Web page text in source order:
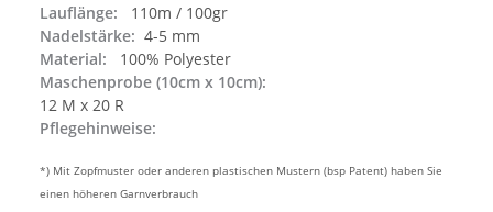
Lauflänge:
110m / 100gr
Nadelstärke: 4-5 mm
Material:
100% Polyester
Maschenprobe (10cm x 10cm):
12 M x 20 R
Pflegehinweise:
*) Mit Zopfmuster oder anderen plastischen Mustern (bsp Patent) haben Sie
einen höheren Garnverbrauch